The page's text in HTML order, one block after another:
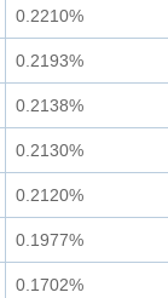
0.2210%
0.2193%
0.2138%
0.2130%
0.2120%
0.1977%
0.1702%